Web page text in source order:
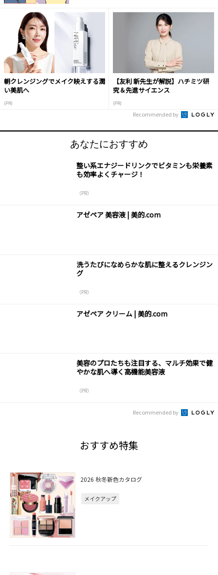
朝クレンジングでメイク映えする潤
い美肌へ
(PR)
【友利 新先生が解説】ハチミツ研
究＆先進サイエンス
(PR)
Recommended by
あなたにおすすめ
整い系エナジードリンクでビタミンも栄養素
も効率よくチャージ！
（PR）
アゼペア 美容液 | 美的.com
洗うたびになめらかな肌に整えるクレンジン
グ
（PR）
アゼペア クリーム | 美的.com
美容のプロたちも注目する、マルチ効果で健
やかな肌へ導く高機能美容液
（PR）
Recommended by
おすすめ特集
2026 秋冬新色カタログ
メイクアップ